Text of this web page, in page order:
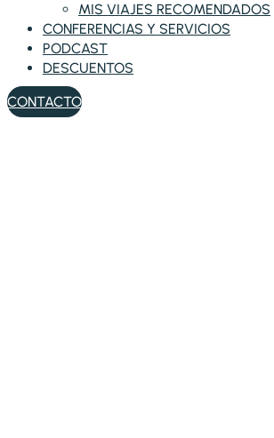
MIS VIAJES RECOMENDADOS
CONFERENCIAS Y SERVICIOS
PODCAST
DESCUENTOS
CONTACTO